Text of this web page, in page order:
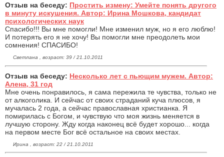
Отзыв на беседу: Простить измену: Умейте понять другого
в минуту искушения. Автор: Ирина Мошкова, кандидат
психологических наук
Спасибо!!! Вы мне помогли! Мне изменил муж, но я его люблю!
И потерять его я не хочу! Вы помогли мне преодолеть мои
сомнения! СПАСИБО!
Светлана , возраст: 39 / 21.10.2011
Отзыв на беседу: Несколько лет с пьющим мужем. Автор:
Алена, 31 год
Мне очень понравилось, я сама пережила те чувства, только не
от алкоголика. И сейчас от своих страданий куча плюсов, я
мучалась 2 года, а сейчас православная христианка. Я
помирилась с Богом, и чувствую что моя жизнь меняется в
лучшую сторону. Жду когда наконец всё будет хорошо... когда
на первом месте Бог всё остальное на своих местах.
Ирина , возраст: 22 / 21.10.2011